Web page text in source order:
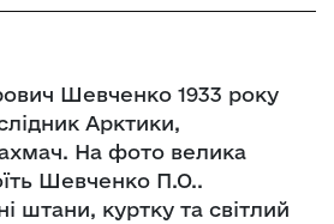
Шевченко 1933 року
Арктики,
На фото велика
Шевченко П.О..
штани, куртку та світлий